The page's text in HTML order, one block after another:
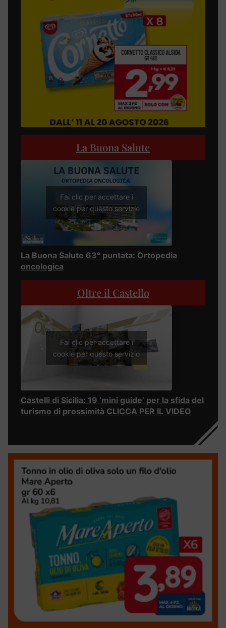
La Buona Salute
Fai clic per accettare i
cookie per questo servizio
La Buona Salute 63° puntata: Ortopedia
oncologica
Oltre il Castello
Fai clic per accettare i
cookie per questo servizio
Castelli di Sicilia: 19 ‘mini guide’ per la sfida del
turismo di prossimità CLICCA PER IL VIDEO